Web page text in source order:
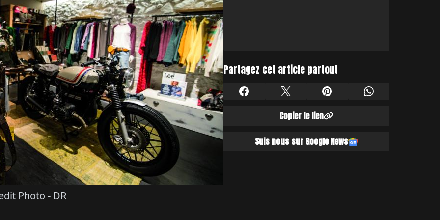
Photo - DR
Partagez cet article partout
Copier le lien
Suis nous sur Google News